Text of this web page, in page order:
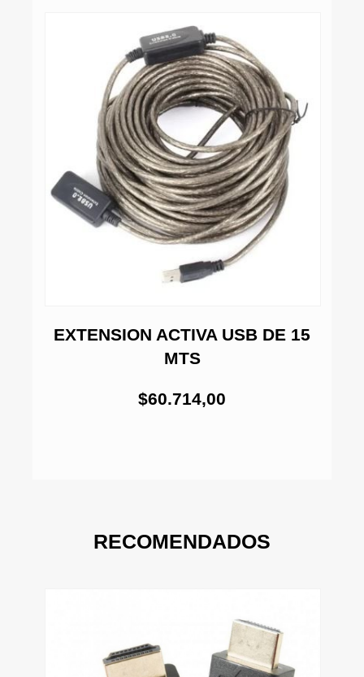
EXTENSION ACTIVA USB DE 15
MTS
$60.714,00
RECOMENDADOS